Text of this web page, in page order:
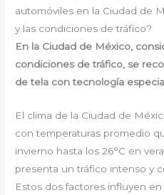
automóviles en la Ciudad de
y las condiciones de tráfico?
En la Ciudad de México,
condiciones de tráfico, se
de tela con tecnología
El clima de la Ciudad de
con temperaturas promedio
invierno hasta los 26°C en
presenta un tráfico intenso y
Estos dos factores influyen